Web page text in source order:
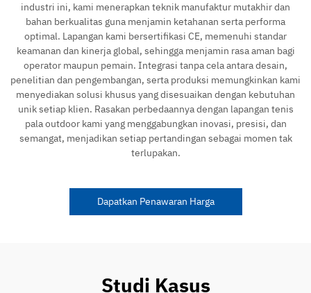
industri ini, kami menerapkan teknik manufaktur mutakhir dan
bahan berkualitas guna menjamin ketahanan serta performa
optimal. Lapangan kami bersertifikasi CE, memenuhi standar
keamanan dan kinerja global, sehingga menjamin rasa aman bagi
operator maupun pemain. Integrasi tanpa cela antara desain,
penelitian dan pengembangan, serta produksi memungkinkan kami
menyediakan solusi khusus yang disesuaikan dengan kebutuhan
unik setiap klien. Rasakan perbedaannya dengan lapangan tenis
pala outdoor kami yang menggabungkan inovasi, presisi, dan
semangat, menjadikan setiap pertandingan sebagai momen tak
terlupakan.
Dapatkan Penawaran Harga
Studi Kasus